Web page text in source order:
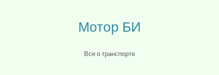
Мотор БИ
Все о транспорте